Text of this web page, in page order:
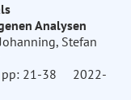
Analysen
Stefan
21-38 2022-